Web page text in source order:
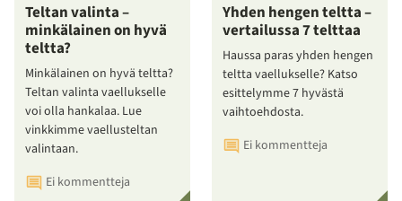
Teltan valinta –
minkälainen on hyvä
teltta?
Minkälainen on hyvä teltta?
Teltan valinta vaellukselle
voi olla hankalaa. Lue
vinkkimme vaellusteltan
valintaan.
Ei kommentteja
Yhden hengen teltta –
vertailussa 7 telttaa
Haussa paras yhden hengen
teltta vaellukselle? Katso
esittelymme 7 hyvästä
vaihtoehdosta.
Ei kommentteja